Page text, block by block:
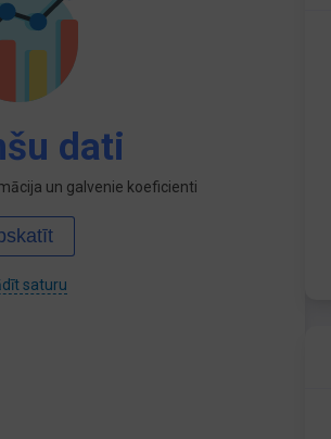
dati
un galvenie koeficienti
saturu